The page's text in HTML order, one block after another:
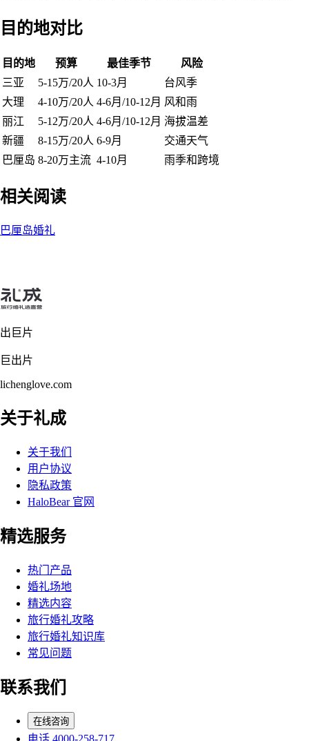
目的地对比
目的地 预算 最佳季节
风险
三亚
5-15万/20人 10-3月
台风季
大理
4-10万/20人 4-6月/10-12月 风和雨
丽江
5-12万/20人 4-6月/10-12月 海拔温差
新疆
8-15万/20人 6-9月
交通天气
巴厘岛 8-20万主流 4-10月 雨季和跨境
相关阅读
巴厘岛婚礼
出巨片
巨出片
lichenglove.com
关于礼成
关于我们
用户协议
隐私政策
HaloBear 官网
精选服务
热门产品
婚礼场地
精选内容
旅行婚礼攻略
旅行婚礼知识库
常见问题
联系我们
在线咨询
电话 4000-258-717